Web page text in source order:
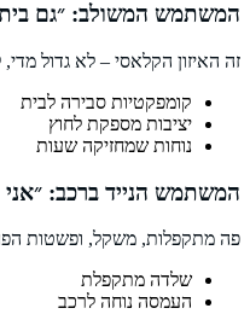
המשתמש המשולב: ״גם
זה האיזון הקלאסי – לא גדול
קומפקטיות סבירה לבית
יציבות מספקת לחוץ
נוחות שמחזיקה שעות
המשתמש הנייד ברכב: ״אני
פה מתקפלות, משקל, ופשטות
שלדה מתקפלת
העמסה נוחה לרכב